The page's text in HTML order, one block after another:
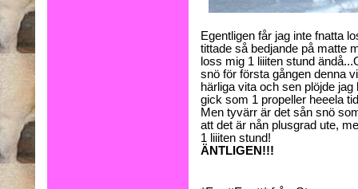
Egentligen får jag inte fnatta
tittade så bedjande på matte
loss mig 1 liiiten stund ändå...
snö för första gången denna
härliga vita och sen plöjde
gick som 1 propeller heeela
Men tyvärr är det sån snö
att det är nån plusgrad ute,
1 liiiten stund!
ÄNTLIGEN!!!